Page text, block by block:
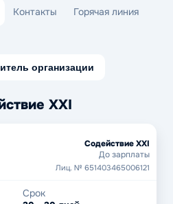
Контакты Горячая линия
организации
XXI
Содействие XXI
До зарплаты
Лиц. № 651403465006121
Срок